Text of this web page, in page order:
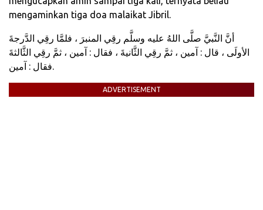
mengaminkan tiga doa malaikat Jibril.
أنَّ النَّبيَّ صلَّى اللهُ عليه وسلَّم رقِي المنبرَ ، فلمَّا رقِي الدَّرجةَ
الأولَى ، قال : آمين ، ثمَّ رقِي الثَّانيةَ ، فقال : آمين ، ثمَّ رقِي الثَّالثةَ
فقال : آمين.
ADVERTISEMENT